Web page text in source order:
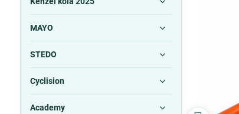
MAYO
STEDO
Cyclision
Academy